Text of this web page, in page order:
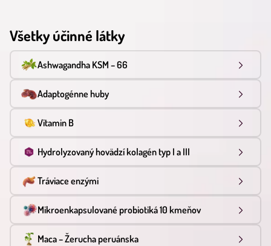
Všetky účinné látky
Ashwagandha KSM – 66
Adaptogénne huby
Vitamin B
Hydrolyzovaný hovädzí kolagén typ I a III
Tráviace enzými
Mikroenkapsulované probiotiká 10 kmeňov
Maca – Žerucha peruánska